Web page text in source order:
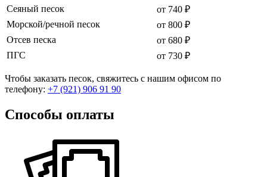
Сеяный песок
от 740 ₽
Морской/речной песок
от 800 ₽
Отсев песка
от 680 ₽
ПГС
от 730 ₽
Чтобы заказать песок, свяжитесь с нашим офисом по
телефону: +7 (921) 906 91 90
Способы оплаты